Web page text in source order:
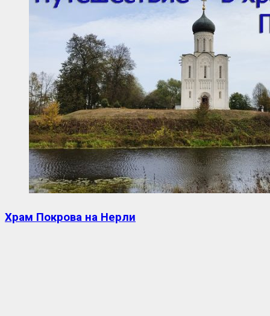
Храм Покрова на Нерли